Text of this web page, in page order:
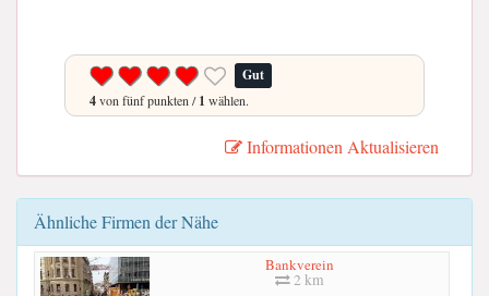
Gut
4von fünf punkten /1 wählen.
Informationen Aktualisieren
Ähnliche Firmen der Nähe
Bankverein
2 km